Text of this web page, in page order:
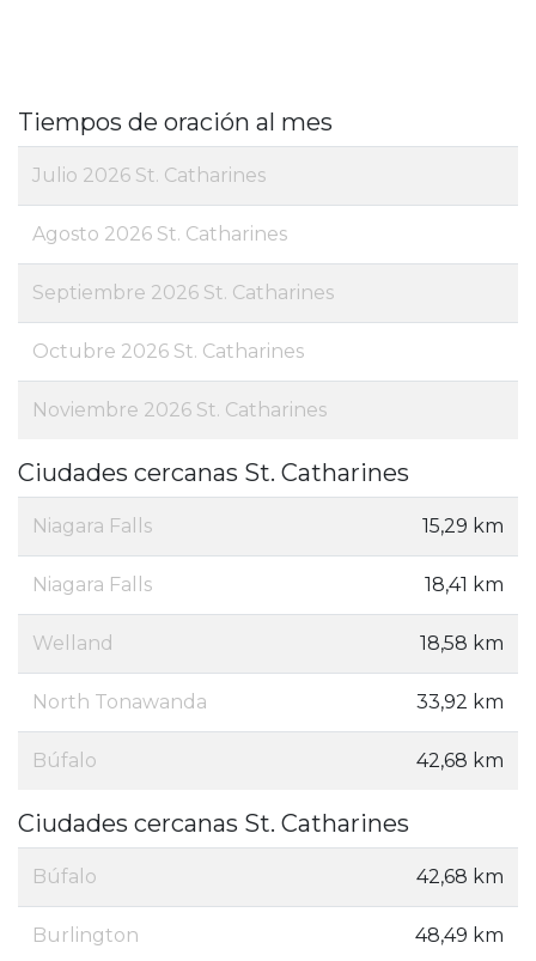
Tiempos de oración al mes
Julio 2026 St. Catharines
Agosto 2026 St. Catharines
Septiembre 2026 St. Catharines
Octubre 2026 St. Catharines
Noviembre 2026 St. Catharines
Ciudades cercanas St. Catharines
Niagara Falls 15,29 km
Niagara Falls 18,41 km
Welland 18,58 km
North Tonawanda 33,92 km
Búfalo 42,68 km
Ciudades cercanas St. Catharines
Búfalo 42,68 km
Burlington 48,49 km